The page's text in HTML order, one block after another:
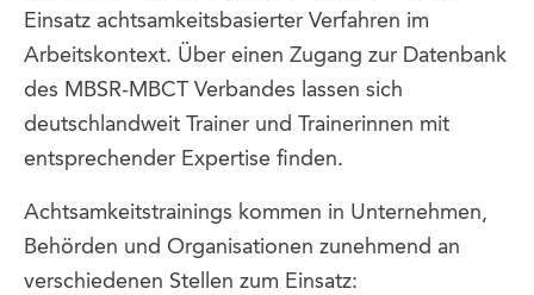
Einsatz achtsamkeitsbasierter Verfahren im
Arbeitskontext. Über einen Zugang zur Datenbank
des MBSR-MBCT Verbandes lassen sich
deutschlandweit Trainer und Trainerinnen mit
entsprechender Expertise finden.
Achtsamkeitstrainings kommen in Unternehmen,
Behörden und Organisationen zunehmend an
verschiedenen Stellen zum Einsatz: